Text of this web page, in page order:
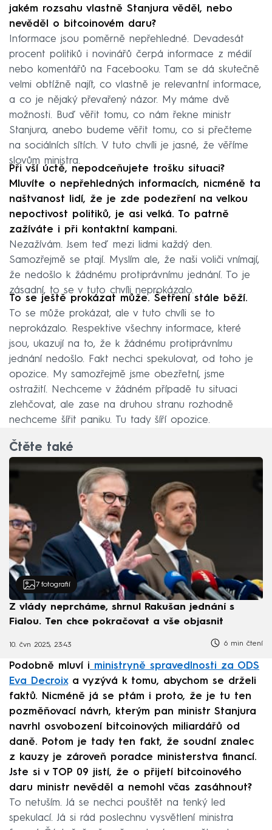
jakém rozsahu vlastně Stanjura věděl, nebo
nevěděl o bitcoinovém daru?
Informace jsou poměrně nepřehledné. Devadesát
procent politiků i novinářů čerpá informace z médií
nebo komentářů na Facebooku. Tam se dá skutečně
velmi obtížně najít, co vlastně je relevantní informace,
a co je nějaký převařený názor. My máme dvě
možnosti. Buď věřit tomu, co nám řekne ministr
Stanjura, anebo budeme věřit tomu, co si přečteme
na sociálních sítích. V tuto chvíli je jasné, že věříme
slovům ministra.
Při vší úctě, nepodceňujete trošku situaci?
Mluvíte o nepřehledných informacích, nicméně ta
naštvanost lidí, že je zde podezření na velkou
nepoctivost politiků, je asi velká. To patrně
zažíváte i při kontaktní kampani.
Nezažívám. Jsem teď mezi lidmi každý den.
Samozřejmě se ptají. Myslím ale, že naši voliči vnímají,
že nedošlo k žádnému protiprávnímu jednání. To je
zásadní, to se v tuto chvíli neprokázalo.
To se ještě prokázat může. Šetření stále běží.
To se může prokázat, ale v tuto chvíli se to
neprokázalo. Respektive všechny informace, které
jsou, ukazují na to, že k žádnému protiprávnímu
jednání nedošlo. Fakt nechci spekulovat, od toho je
opozice. My samozřejmě jsme obezřetní, jsme
ostražití. Nechceme v žádném případě tu situaci
zlehčovat, ale zase na druhou stranu rozhodně
nechceme šířit paniku. Tu tady šíří opozice.
Čtěte také
7 fotografií
Z vlády neprcháme, shrnul Rakušan jednání s
Fialou. Ten chce pokračovat a vše objasnit
10. čvn 2025, 23:43 6 min čtení
Podobně mluví i ministryně spravedlnosti za ODS
Eva Decroixa vyzývá k tomu, abychom se drželi
faktů. Nicméně já se ptám i proto, že je tu ten
pozměňovací návrh, kterým pan ministr Stanjura
navrhl osvobození bitcoinových miliardářů od
daně. Potom je tady ten fakt, že soudní znalec
z kauzy je zároveň poradce ministerstva financí.
Jste si v TOP 09 jistí, že o přijetí bitcoinového
daru ministr nevěděl a nemohl včas zasáhnout?
To netuším. Já se nechci pouštět na tenký led
spekulací. Já si rád poslechnu vysvětlení ministra